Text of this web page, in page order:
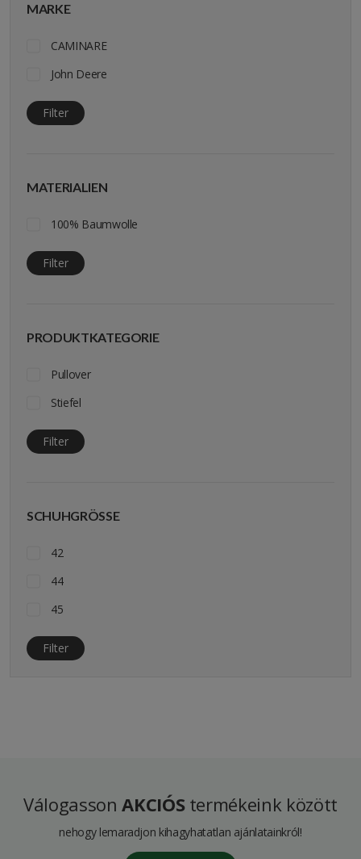
MARKE
CAMINARE
John Deere
Filter
MATERIALIEN
100% Baumwolle
Filter
PRODUKTKATEGORIE
Pullover
Stiefel
Filter
SCHUHGRÖSSE
42
44
45
Filter
VálogassonAKCIÓStermékeink között
nehogy lemaradjon kihagyhatatlan ajánlatainkról!